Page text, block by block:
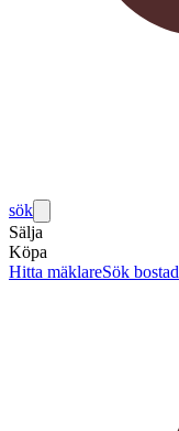
sök
Sälja
Köpa
Hitta mäklareSök bostad